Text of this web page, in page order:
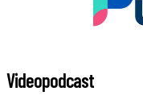
Videopodcast